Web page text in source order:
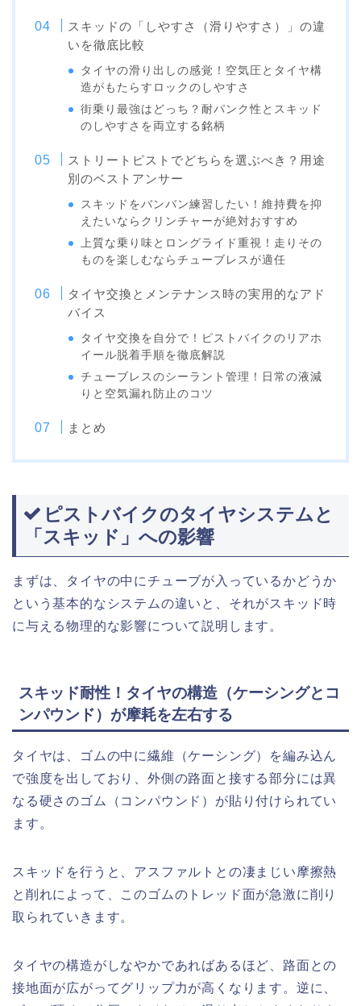
スキッドの「しやすさ（滑りやすさ）」の違
いを徹底比較
タイヤの滑り出しの感覚！空気圧とタイヤ構
造がもたらすロックのしやすさ
街乗り最強はどっち？耐パンク性とスキッド
のしやすさを両立する銘柄
ストリートピストでどちらを選ぶべき？用途
別のベストアンサー
スキッドをバンバン練習したい！維持費を抑
えたいならクリンチャーが絶対おすすめ
上質な乗り味とロングライド重視！走りその
ものを楽しむならチューブレスが適任
タイヤ交換とメンテナンス時の実用的なアド
バイス
タイヤ交換を自分で！ピストバイクのリアホ
イール脱着手順を徹底解説
チューブレスのシーラント管理！日常の液減
りと空気漏れ防止のコツ
まとめ
ピストバイクのタイヤシステムと
「スキッド」への影響
まずは、タイヤの中にチューブが入っているかどうか
という基本的なシステムの違いと、それがスキッド時
に与える物理的な影響について説明します。
スキッド耐性！タイヤの構造（ケーシングとコ
ンパウンド）が摩耗を左右する
タイヤは、ゴムの中に繊維（ケーシング）を編み込ん
で強度を出しており、外側の路面と接する部分には異
なる硬さのゴム（コンパウンド）が貼り付けられてい
ます。
スキッドを行うと、アスファルトとの凄まじい摩擦熱
と削れによって、このゴムのトレッド面が急激に削り
取られていきます。
タイヤの構造がしなやかであればあるほど、路面との
接地面が広がってグリップ力が高くなります。逆に、